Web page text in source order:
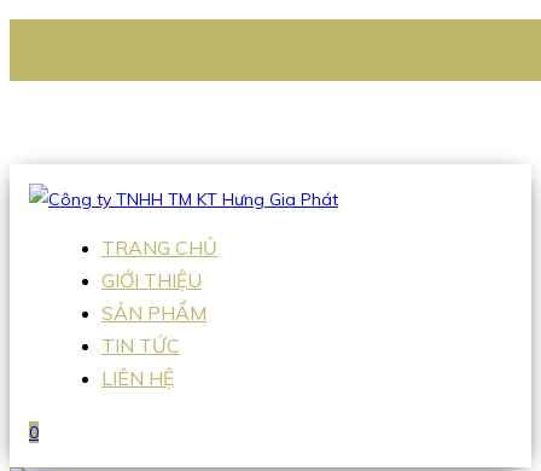
Hotline:0938 336 079
TRANG CHỦ
GIỚI THIỆU
SẢN PHẨM
TIN TỨC
LIÊN HỆ
0